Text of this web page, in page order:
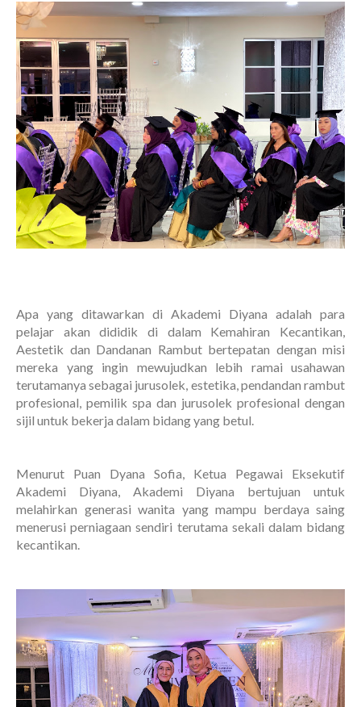
Apa yang ditawarkan di Akademi Diyana adalah para
pelajar akan dididik di dalam Kemahiran Kecantikan,
Aestetik dan Dandanan Rambut bertepatan dengan misi
mereka yang ingin mewujudkan lebih ramai usahawan
terutamanya sebagai jurusolek, estetika, pendandan rambut
profesional, pemilik spa dan jurusolek profesional dengan
sijil untuk bekerja dalam bidang yang betul.
Menurut Puan Dyana Sofia, Ketua Pegawai Eksekutif
Akademi Diyana, Akademi Diyana bertujuan untuk
melahirkan generasi wanita yang mampu berdaya saing
menerusi perniagaan sendiri terutama sekali dalam bidang
kecantikan.